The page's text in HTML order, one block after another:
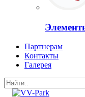
Партнерам
Контакты
Галерея